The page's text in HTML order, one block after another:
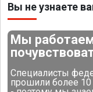
Вы не узнаете
Мы
Специалисты
прошили более